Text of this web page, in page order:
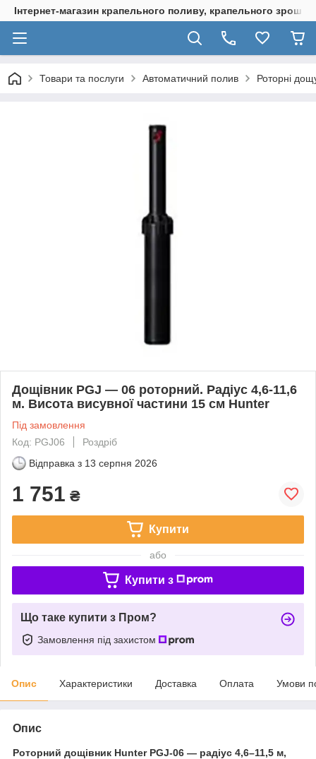
Інтернет-магазин крапельного поливу, крапельного
Товари та послуги Автоматичний полив Роторні
Дощівник PGJ — 06 роторний. Радіус 4,6-11,6
м. Висота висувної частини 15 см Hunter
Під замовлення
Код: PGJ06
Роздріб
Відправка з 13 серпня 2026
1 751 ₴
Купити
або
Купити з
Що таке купити з Пром?
Замовлення під захистом
Опис Характеристики Доставка Оплата Умови
Опис
Роторний дощівник Hunter PGJ-06 — радіус 4,6–11,5 м,